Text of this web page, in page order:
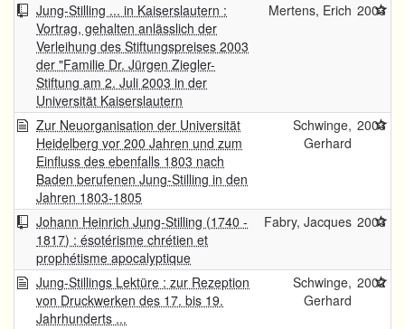
Jung-Stilling ... in Kaiserslautern :
Vortrag, gehalten anlässlich der
Verleihung des Stiftungspreises 2003
der "Familie Dr. Jürgen Ziegler-
Stiftung am 2. Juli 2003 in der
Universität Kaiserslautern
Mertens, Erich 2003
Zur Neuorganisation der Universität
Heidelberg vor 200 Jahren und zum
Einfluss des ebenfalls 1803 nach
Baden berufenen Jung-Stilling in den
Jahren 1803-1805
Schwinge,
Gerhard
2003
Johann Heinrich Jung-Stilling (1740 -
1817) : ésotérisme chrétien et
prophétisme apocalyptique
Fabry, Jacques 2003
Jung-Stillings Lektüre : zur Rezeption
von Druckwerken des 17. bis 19.
Jahrhunderts ...
Schwinge,
Gerhard
2002